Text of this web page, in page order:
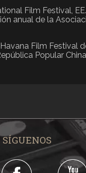
Film Festival,
anual de la
Film Festival
Popular
SÍGUENOS